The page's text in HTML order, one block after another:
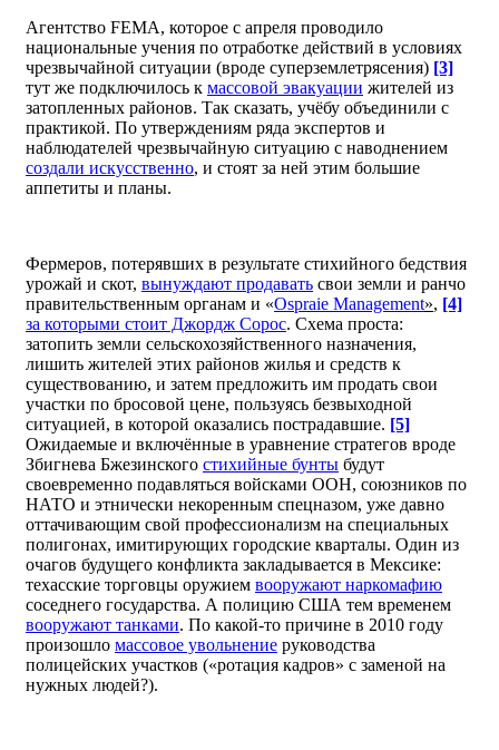
Агентство FEMA, которое с апреля проводило
национальные учения по отработке действий в условиях
чрезвычайной ситуации (вроде суперземлетрясения) [3]
тут же подключилось к массовой эвакуации жителей из
затопленных районов. Так сказать, учёбу объединили с
практикой. По утверждениям ряда экспертов и
наблюдателей чрезвычайную ситуацию с наводнением
создали искусственно, и стоят за ней этим большие
аппетиты и планы.
Фермеров, потерявших в результате стихийного бедствия
урожай и скот, вынуждают продавать свои земли и ранчо
правительственным органам и «Ospraie Management», [4]
за которыми стоит Джордж Сорос. Схема проста:
затопить земли сельскохозяйственного назначения,
лишить жителей этих районов жилья и средств к
существованию, и затем предложить им продать свои
участки по бросовой цене, пользуясь безвыходной
ситуацией, в которой оказались пострадавшие. [5]
Ожидаемые и включённые в уравнение стратегов вроде
Збигнева Бжезинского стихийные бунты будут
своевременно подавляться войсками ООН, союзников по
НАТО и этнически некоренным спецназом, уже давно
оттачивающим свой профессионализм на специальных
полигонах, имитирующих городские кварталы. Один из
очагов будущего конфликта закладывается в Мексике:
техасские торговцы оружием вооружают наркомафию
соседнего государства. А полицию США тем временем
вооружают танками. По какой-то причине в 2010 году
произошло массовое увольнение руководства
полицейских участков («ротация кадров» с заменой на
нужных людей?).